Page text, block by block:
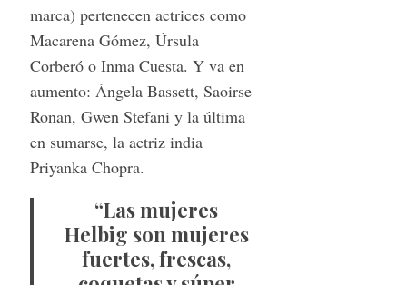
marca) pertenecen actrices como
Macarena Gómez, Úrsula
Corberó o Inma Cuesta. Y va en
aumento: Ángela Bassett, Saoirse
Ronan, Gwen Stefani y la última
en sumarse, la actriz india
Priyanka Chopra.
“Las mujeres
Helbig son mujeres
fuertes, frescas,